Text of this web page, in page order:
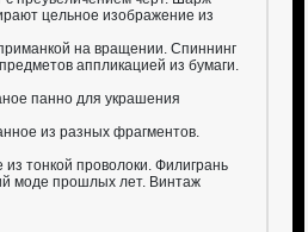
цельное изображение из
на вращении. Спиннинг
аппликацией из бумаги.
панно для украшения
из разных фрагментов.
тонкой проволоки. Филигрань
моде прошлых лет. Винтаж